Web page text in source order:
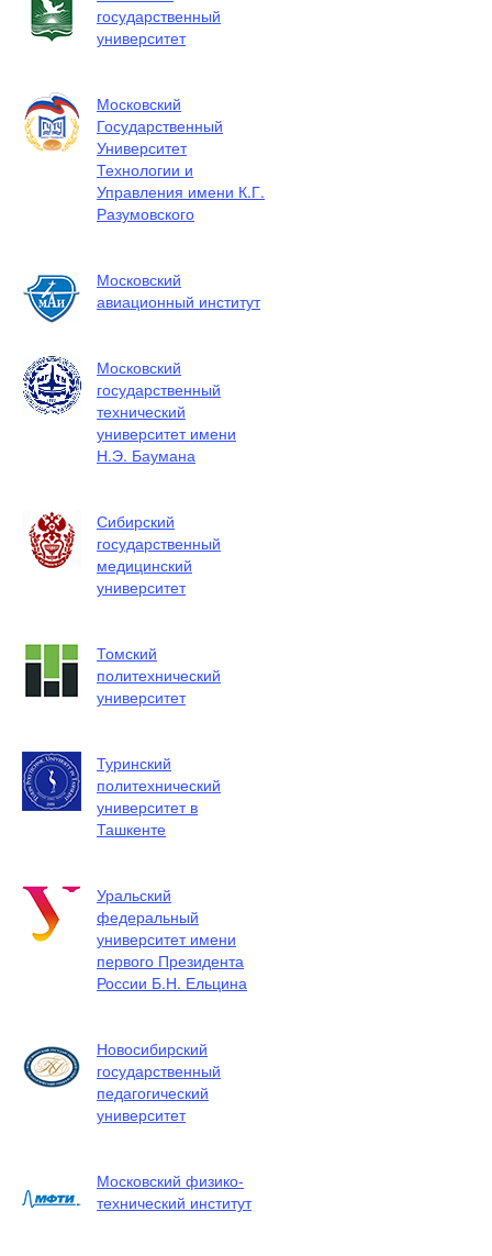
государственный
университет
Московский
Государственный
Университет
Технологии и
Управления имени К.Г.
Разумовского
Московский
авиационный институт
Московский
государственный
технический
университет имени
Н.Э. Баумана
Сибирский
государственный
медицинский
университет
Томский
политехнический
университет
Туринский
политехнический
университет в
Ташкенте
Уральский
федеральный
университет имени
первого Президента
России Б.Н. Ельцина
Новосибирский
государственный
педагогический
университет
Московский физико-
технический институт